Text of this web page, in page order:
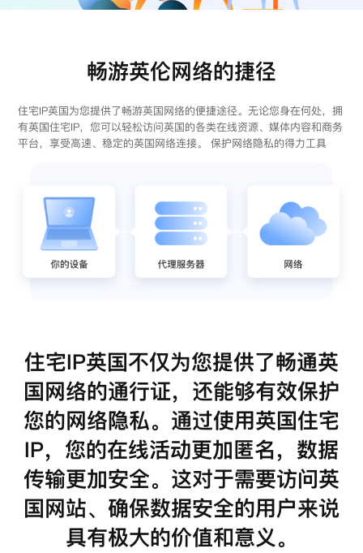
畅游英伦网络的捷径
住宅IP英国为您提供了畅游英国网络的便捷途径。无论您身在何处，拥
有英国住宅IP，您可以轻松访问英国的各类在线资源、媒体内容和商务
平台，享受高速、稳定的英国网络连接。 保护网络隐私的得力工具
住宅IP英国不仅为您提供了畅通英
国网络的通行证，还能够有效保护
您的网络隐私。通过使用英国住宅
IP，您的在线活动更加匿名，数据
传输更加安全。这对于需要访问英
国网站、确保数据安全的用户来说
具有极大的价值和意义。